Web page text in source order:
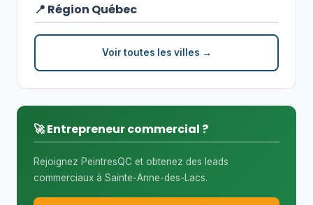
📍 Région Québec
Voir toutes les villes →
🚀 Entrepreneur commercial ?
Rejoignez PeintresQC et obtenez des leads
commerciaux à Sainte-Anne-des-Lacs.